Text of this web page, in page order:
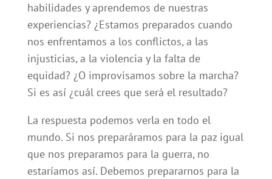
habilidades y aprendemos de nuestras
experiencias? ¿Estamos preparados cuando
nos enfrentamos a los conflictos, a las
injusticias, a la violencia y la falta de
equidad? ¿O improvisamos sobre la marcha?
Si es así ¿cuál crees que será el resultado?
La respuesta podemos verla en todo el
mundo. Si nos preparáramos para la paz igual
que nos preparamos para la guerra, no
estaríamos así. Debemos prepararnos para la